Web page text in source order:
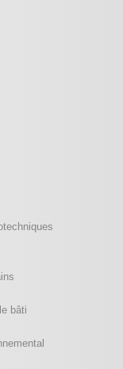
bâti